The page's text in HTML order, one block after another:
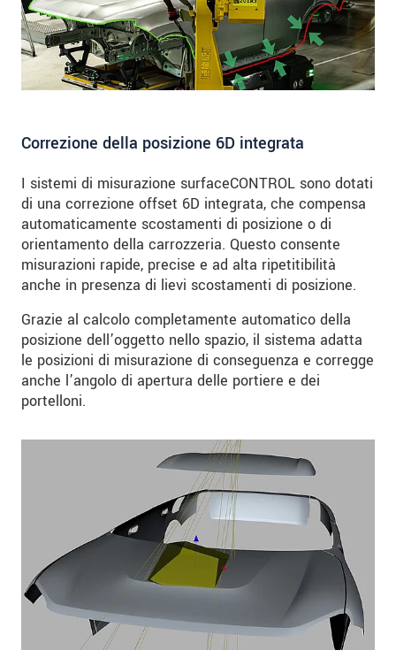
Correzione della posizione 6D integrata
I sistemi di misurazione surfaceCONTROL sono dotati
di una correzione offset 6D integrata, che compensa
automaticamente scostamenti di posizione o di
orientamento della carrozzeria. Questo consente
misurazioni rapide, precise e ad alta ripetitibilità
anche in presenza di lievi scostamenti di posizione.
Grazie al calcolo completamente automatico della
posizione dell’oggetto nello spazio, il sistema adatta
le posizioni di misurazione di conseguenza e corregge
anche l’angolo di apertura delle portiere e dei
portelloni.